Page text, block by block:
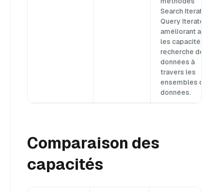
Search Iterator
Query Iterator,
améliorant ainsi
les capacités de
recherche de
données à
travers les
ensembles de
données.
Comparaison des
capacités